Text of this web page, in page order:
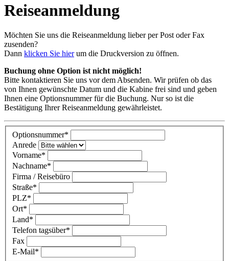
Reiseanmeldung
Möchten Sie uns die Reiseanmeldung lieber per Post oder Fax
zusenden?
Dann klicken Sie hierum die Druckversion zu öffnen.
Buchung ohne Option ist nicht möglich!
Bitte kontaktieren Sie uns vor dem Absenden. Wir prüfen ob das
von Ihnen gewünschte Datum und die Kabine frei sind und geben
Ihnen eine Optionsnummer für die Buchung. Nur so ist die
Bestätigung Ihrer Reiseanmeldung gewährleistet.
Optionsnummer*
Anrede
Vorname*
Nachname*
Firma / Reisebüro
Straße*
PLZ*
Ort*
Land*
Telefon tagsüber*
Fax
E-Mail*